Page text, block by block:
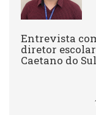
Entrevista
diretor
Caetano do Sul